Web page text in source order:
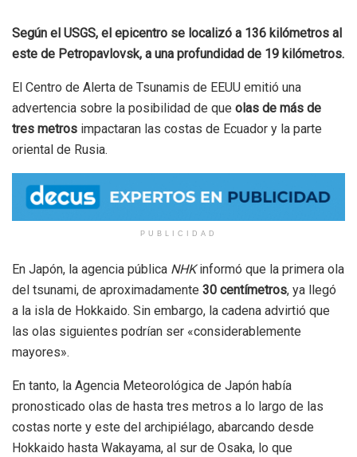
Según el USGS, el epicentro se localizó a 136 kilómetros al
este de Petropavlovsk, a una profundidad de 19 kilómetros.
El Centro de Alerta de Tsunamis de EEUU emitió una
advertencia sobre la posibilidad de que olas de más de
tres metros impactaran las costas de Ecuador y la parte
oriental de Rusia.
PUBLICIDAD
En Japón, la agencia pública NHKinformó que la primera ola
del tsunami, de aproximadamente 30 centímetros, ya llegó
a la isla de Hokkaido. Sin embargo, la cadena advirtió que
las olas siguientes podrían ser «considerablemente
mayores».
En tanto, la Agencia Meteorológica de Japón había
pronosticado olas de hasta tres metros a lo largo de las
costas norte y este del archipiélago, abarcando desde
Hokkaido hasta Wakayama, al sur de Osaka, lo que